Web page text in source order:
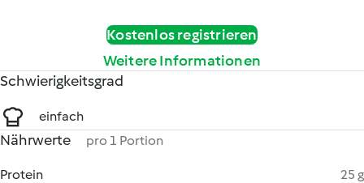
Kostenlos registrieren
Weitere Informationen
Schwierigkeitsgrad
einfach
Nährwerte pro 1 Portion
Protein
25 g